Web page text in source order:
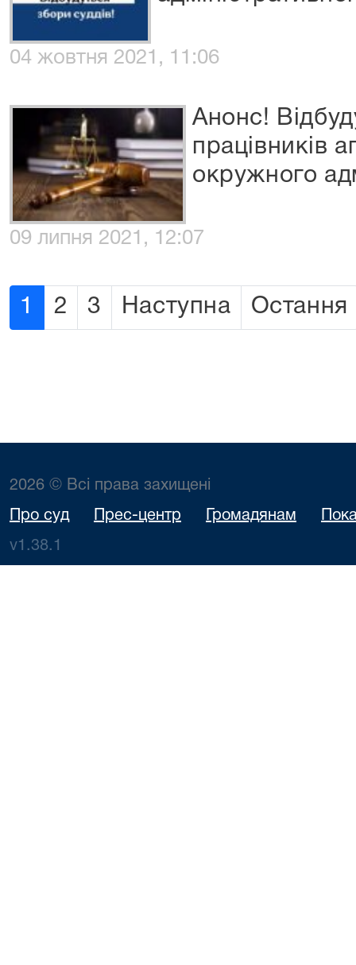
04 жовтня 2021, 11:06
Анонс!
працівників
окружного
09 липня 2021, 12:07
1 2 3 Наступна Остання
2026 © Всі права захищені
Про суд Прес-центр Громадянам
v1.38.1